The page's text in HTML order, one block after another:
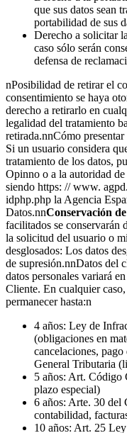
que sus datos sean
portabilidad de sus
Derecho a solicitar
caso sólo serán
defensa de
nPosibilidad de retirar el
consentimiento se haya
derecho a retirarlo en
legalidad del tratamiento
retirada.nnCómo
Si un usuario considera
tratamiento de los datos,
Opinno o a la autoridad
siendo https: // www.
idphp.php la Agencia
Datos.nnConservación
facilitados se conservarán
la solicitud del usuario o
desglosados: Los datos
de supresión.nnDatos del
datos personales variará
Cliente. En cualquier
permanecer hasta:n
4 años: Ley de
(obligaciones en
cancelaciones,
General Tributaria
5 años: Art. Código
plazo especial)
6 años: Arte. 30 del
contabilidad,
10 años: Art. 25